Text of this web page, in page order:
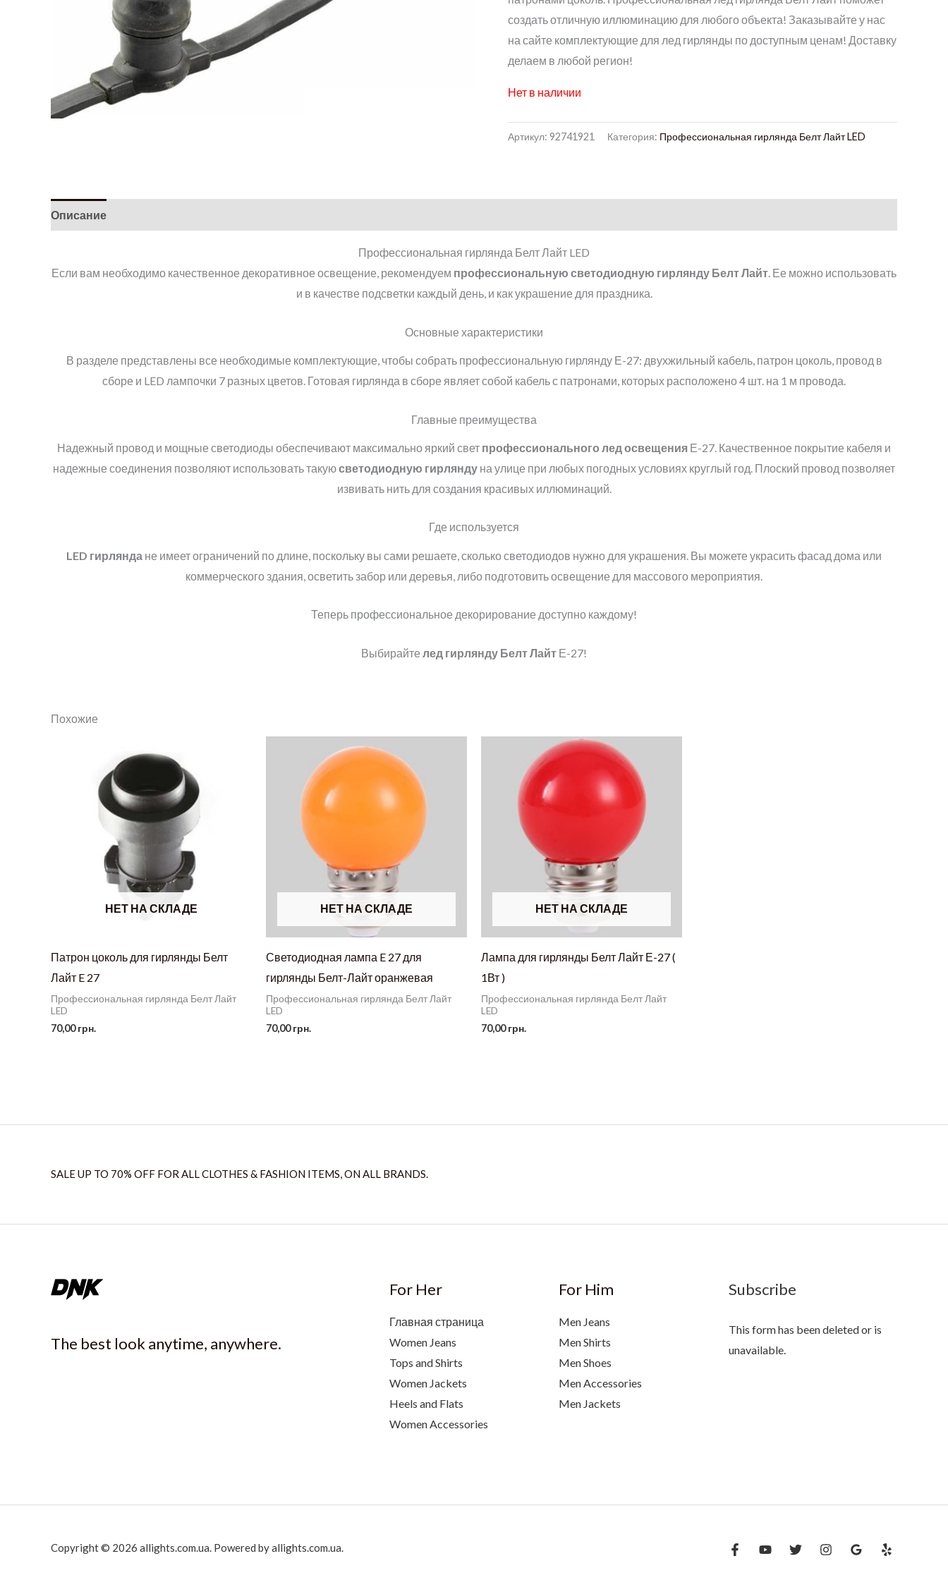
создать отличную иллюминацию для любого объекта! Заказывайте у нас
на сайте комплектующие для лед гирлянды по доступным ценам! Доставку
делаем в любой регион!
Нет в наличии
Артикул: 92741921 Категория: Профессиональная гирлянда Белт Лайт LED
Описание
Профессиональная гирлянда Белт Лайт LED
Если вам необходимо качественное декоративное освещение, рекомендуем профессиональную светодиодную гирлянду Белт Лайт. Ее можно использовать
и в качестве подсветки каждый день, и как украшение для праздника.
Основные характеристики
В разделе представлены все необходимые комплектующие, чтобы собрать профессиональную гирлянду Е-27: двухжильный кабель, патрон цоколь, провод в
сборе и LED лампочки 7 разных цветов. Готовая гирлянда в сборе являет собой кабель с патронами, которых расположено 4 шт. на 1 м провода.
Главные преимущества
Надежный провод и мощные светодиоды обеспечивают максимально яркий свет профессионального лед освещения Е-27. Качественное покрытие кабеля и
надежные соединения позволяют использовать такуюсветодиодную гирлянду на улице при любых погодных условиях круглый год. Плоский провод позволяет
извивать нить для создания красивых иллюминаций.
Где используется
LED гирлянда не имеет ограничений по длине, поскольку вы сами решаете, сколько светодиодов нужно для украшения. Вы можете украсить фасад дома или
коммерческого здания, осветить забор или деревья, либо подготовить освещение для массового мероприятия.
Теперь профессиональное декорирование доступно каждому!
Выбирайте лед гирлянду Белт Лайт Е-27!
Похожие
НЕТ НА СКЛАДЕ
Патрон цоколь для гирлянды Белт
Лайт E 27
Профессиональная гирлянда Белт Лайт
LED
70,00грн.
НЕТ НА СКЛАДЕ
Светодиодная лампа E 27 для
гирлянды Белт-Лайт оранжевая
Профессиональная гирлянда Белт Лайт
LED
70,00грн.
НЕТ НА СКЛАДЕ
Лампа для гирлянды Белт Лайт Е-27 (
1Вт )
Профессиональная гирлянда Белт Лайт
LED
70,00грн.
SALE UP TO 70% OFF FOR ALL CLOTHES & FASHION ITEMS, ON ALL BRANDS.
The best look anytime, anywhere.
For Her
Главная страница
Women Jeans
Tops and Shirts
Women Jackets
Heels and Flats
Women Accessories
For Him
Men Jeans
Men Shirts
Men Shoes
Men Accessories
Men Jackets
Subscribe
This form has been deleted or is
unavailable.
Copyright © 2026 allights.com.ua. Powered by allights.com.ua.